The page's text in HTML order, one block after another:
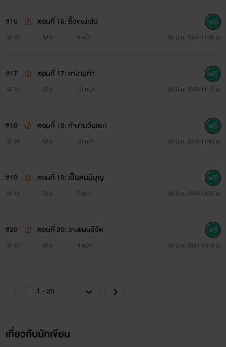
#16 ตอนที่ 16: ซื้อของเล่น
20 0 9 หน้า 06 มิ.ย. 2569 11:00 น.
#17 ตอนที่ 17: หางานทำ
23 0 13 หน้า 06 มิ.ย. 2569 11:15 น.
#18 ตอนที่ 18: ทำงานวันแรก
28 0 10 หน้า 06 มิ.ย. 2569 11:45 น.
#19 ตอนที่ 19: เป็นคนมีบุญ
19 0 7 หน้า 06 มิ.ย. 2569 12:00 น.
#20 ตอนที่ 20: วางแผนชีวิต
27 0 9 หน้า 06 มิ.ย. 2569 12:15 น.
เกี่ยวกับนักเขียน